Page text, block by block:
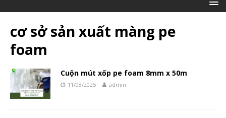
cơ sở sản xuất màng pe
foam
Cuộn mút xốp pe foam 8mm x 50m
11/08/2025 admin